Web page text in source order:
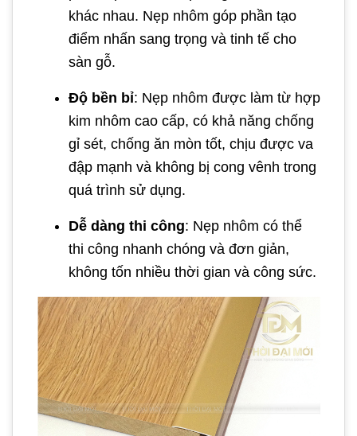
khác nhau. Nẹp nhôm góp phần tạo
điểm nhấn sang trọng và tinh tế cho
sàn gỗ.
Độ bền bỉ: Nẹp nhôm được làm từ hợp
kim nhôm cao cấp, có khả năng chống
gỉ sét, chống ăn mòn tốt, chịu được va
đập mạnh và không bị cong vênh trong
quá trình sử dụng.
Dễ dàng thi công: Nẹp nhôm có thể
thi công nhanh chóng và đơn giản,
không tốn nhiều thời gian và công sức.